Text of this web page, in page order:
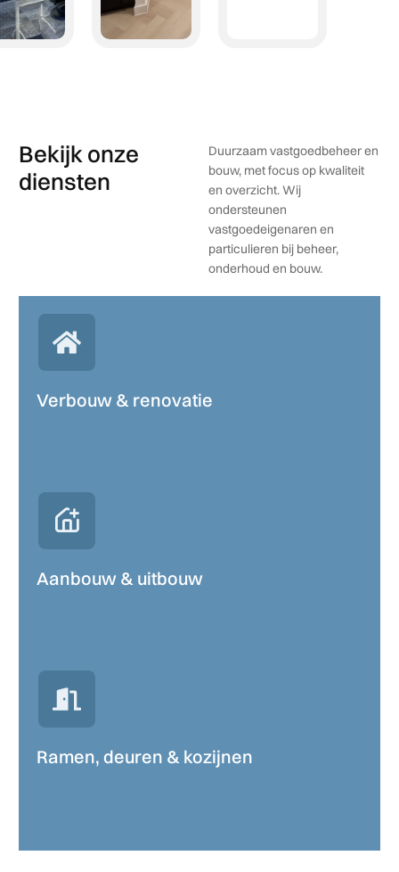
Bekijk onze
diensten
Duurzaam vastgoedbeheer en
bouw, met focus op kwaliteit
en overzicht. Wij
ondersteunen
vastgoedeigenaren en
particulieren bij beheer,
onderhoud en bouw.
Verbouw & renovatie
Aanbouw & uitbouw
Ramen, deuren & kozijnen